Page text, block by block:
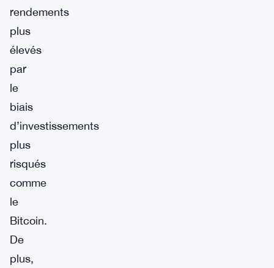
rendements
plus
élevés
par
le
biais
d’investissements
plus
risqués
comme
le
Bitcoin.
De
plus,